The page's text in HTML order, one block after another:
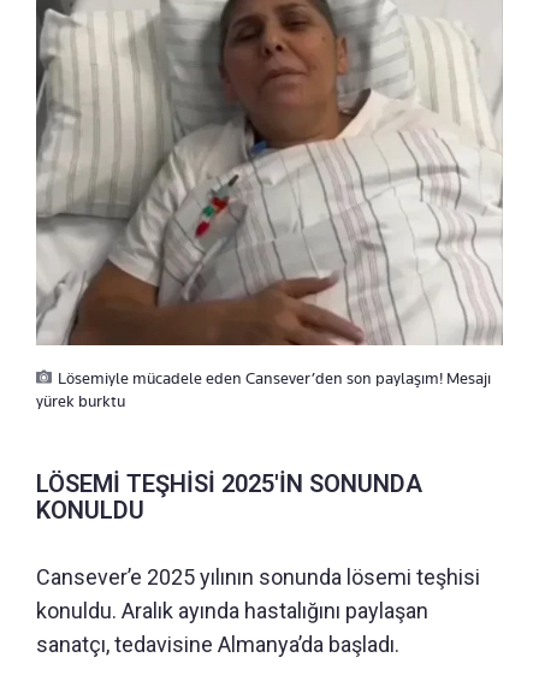
Lösemiyle mücadele eden Cansever’den son paylaşım! Mesajı
yürek burktu
LÖSEMİ TEŞHİSİ 2025'İN SONUNDA
KONULDU
Cansever’e 2025 yılının sonunda lösemi teşhisi
konuldu. Aralık ayında hastalığını paylaşan
sanatçı, tedavisine Almanya’da başladı.